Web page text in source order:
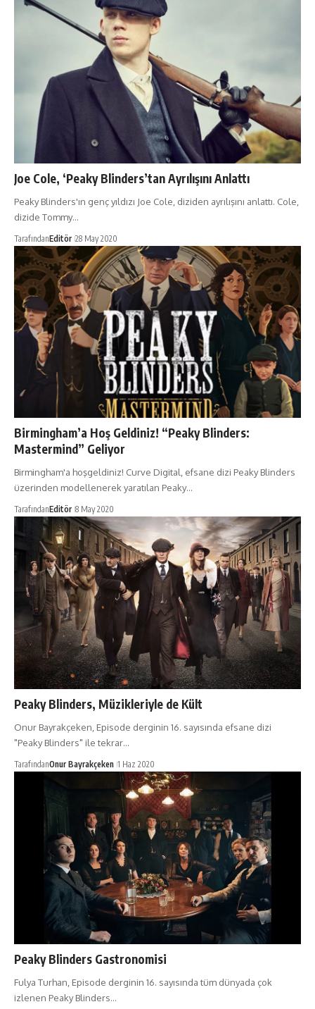
Joe Cole, ‘Peaky Blinders’tan Ayrılışını Anlattı
Peaky Blinders'ın genç yıldızı Joe Cole, diziden ayrılışını anlattı. Cole,
dizide Tommy…
TarafındanEditör 28 May 2020
Birmingham’a Hoş Geldiniz! “Peaky Blinders:
Mastermind” Geliyor
Birmingham'a hoşgeldiniz! Curve Digital, efsane dizi Peaky Blinders
üzerinden modellenerek yaratılan Peaky…
TarafındanEditör 8 May 2020
Peaky Blinders, Müzikleriyle de Kült
Onur Bayrakçeken, Episode derginin 16. sayısında efsane dizi
"Peaky Blinders" ile tekrar…
TarafındanOnur Bayrakçeken 1 Haz 2020
Peaky Blinders Gastronomisi
Fulya Turhan, Episode derginin 16. sayısında tüm dünyada çok
izlenen Peaky Blinders…